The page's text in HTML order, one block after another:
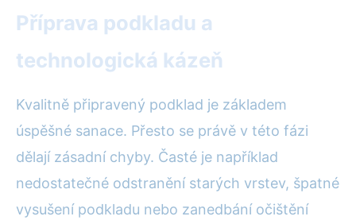
Příprava podkladu a
technologická kázeň
Kvalitně připravený podklad je základem
úspěšné sanace. Přesto se právě v této fázi
dělají zásadní chyby. Časté je například
nedostatečné odstranění starých vrstev, špatné
vysušení podkladu nebo zanedbání očištění